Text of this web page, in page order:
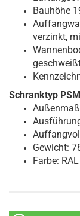
Bauhöhe
verzinkt,
Schranktyp
Gewicht:
Farbe: